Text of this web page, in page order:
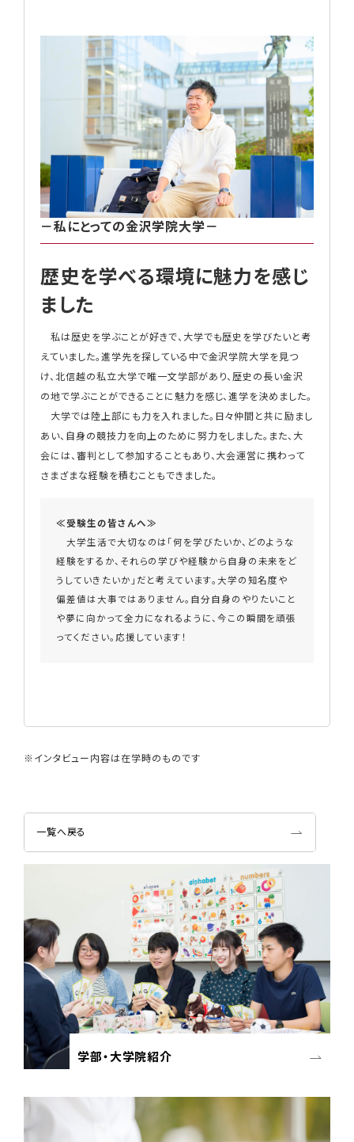
－私にとっての金沢学院大学－
歴史を学べる環境に魅力を感じ
ました
私は歴史を学ぶことが好きで、大学でも歴史を学びたいと考
えていました。進学先を探している中で金沢学院大学を見つ
け、北信越の私立大学で唯一文学部があり、歴史の長い金沢
の地で学ぶことができることに魅力を感じ、進学を決めました。
大学では陸上部にも力を入れました。日々仲間と共に励まし
あい、自身の競技力を向上のために努力をしました。また、大
会には、審判として参加することもあり、大会運営に携わって
さまざまな経験を積むこともできました。
≪受験生の皆さんへ≫
大学生活で大切なのは「何を学びたいか、どのような
経験をするか、それらの学びや経験から自身の未来をど
うしていきたいか」だと考えています。大学の知名度や
偏差値は大事ではありません。自分自身のやりたいこと
や夢に向かって全力になれるように、今この瞬間を頑張
ってください。応援しています！
※インタビュー内容は在学時のものです
一覧へ戻る
学部・大学院紹介